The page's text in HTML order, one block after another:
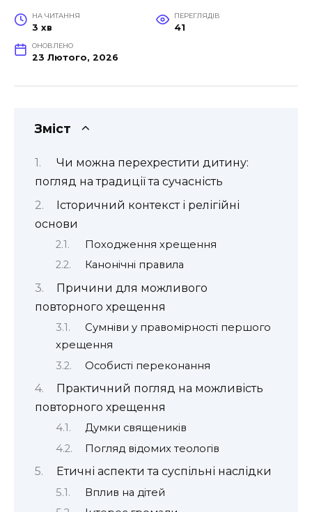
НА ЧИТАННЯ
3 хв
ПЕРЕГЛЯДІВ
41
ОНОВЛЕНО
23 Лютого, 2026
Зміст
Чи можна перехрестити дитину:
погляд на традиції та сучасність
Історичний контекст і релігійні
основи
Походження хрещення
Канонічні правила
Причини для можливого
повторного хрещення
Сумніви у правомірності першого
хрещення
Особисті переконання
Практичний погляд на можливість
повторного хрещення
Думки священиків
Погляд відомих теологів
Етичні аспекти та суспільні наслідки
Вплив на дітей